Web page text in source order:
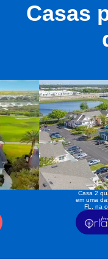
Casas
Casa 2
em uma
FL, na